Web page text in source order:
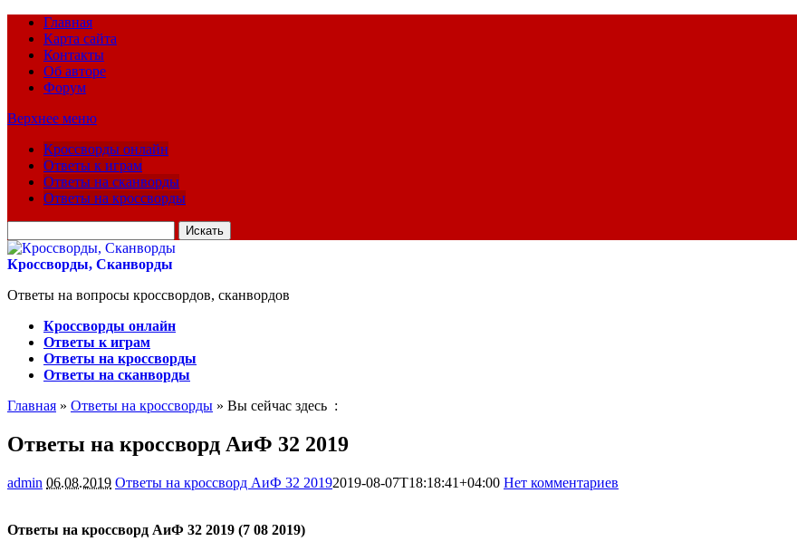
Главная
Карта сайта
Контакты
Об авторе
Форум
Верхнее меню
Кроссворды онлайн
Ответы к играм
Ответы на сканворды
Ответы на кроссворды
для:
Кроссворды, Сканворды
Ответы на вопросы кроссвордов, сканвордов
Кроссворды онлайн
Ответы к играм
Ответы на кроссворды
Ответы на сканворды
Главная » Ответы на кроссворды » Вы сейчас здесь :
Ответы на кроссворд АиФ 32 2019
admin 06.08.2019 Ответы на кроссворд АиФ 32 20192019-08-07T18:18:41+04:00 Нет комментариев
Ответы на кроссворд АиФ 32 2019 (7 08 2019)